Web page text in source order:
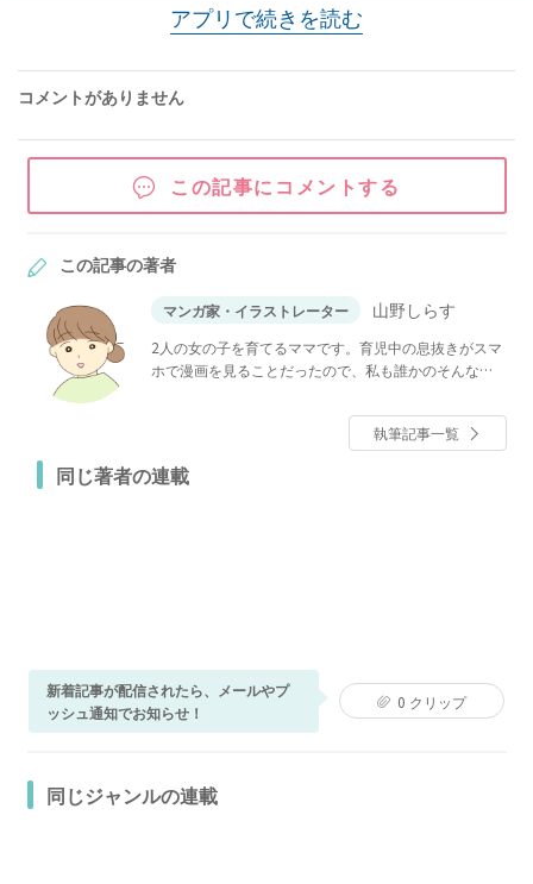
アプリで続きを読む
コメントがありません
この記事にコメントする
この記事の著者
マンガ家・イラストレーター 山野しらす
2人の女の子を育てるママです。育児中の息抜きがスマ
ホで漫画を見ることだったので、私も誰かのそんな存
のエピソードを元に、いろいろな方の人生を漫画にし
執筆記事一覧
同じ著者の連載
新着記事が配信されたら、メールやプ
ッシュ通知でお知らせ！
0 クリップ
同じジャンルの連載